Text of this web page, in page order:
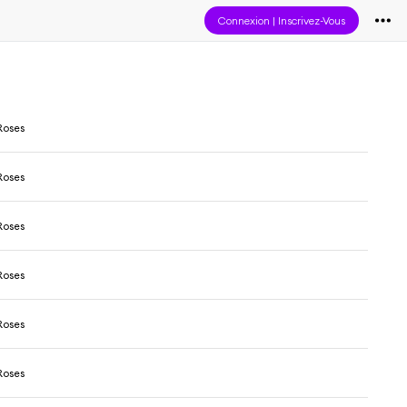
Connexion | Inscrivez-Vous